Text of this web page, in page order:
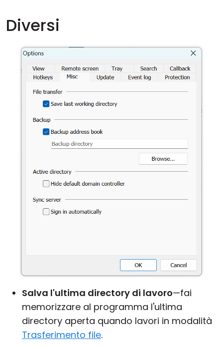
Diversi
Salva l'ultima directory di lavoro—fai
memorizzare al programma l'ultima
directory aperta quando lavori in modalità
Trasferimento file.